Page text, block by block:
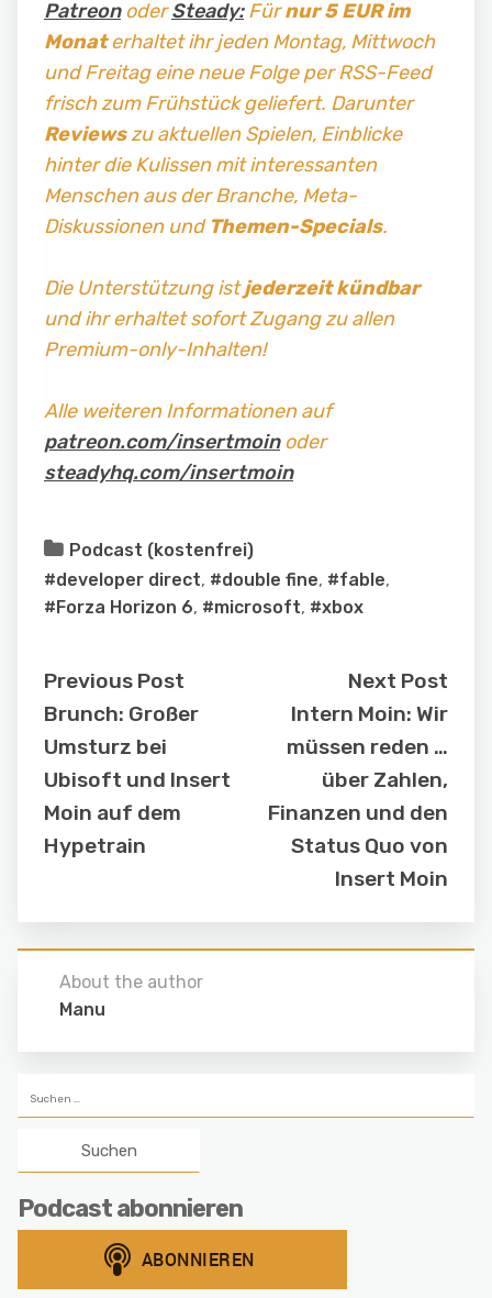
PatreonoderSteady:Fürnur 5 EUR im
Monaterhaltet ihr jeden Montag, Mittwoch
und Freitag eine neue Folge per RSS-Feed
frisch zum Frühstück geliefert. Darunter
Reviewszu aktuellen Spielen, Einblicke
hinter die Kulissen mit interessanten
Menschen aus der Branche, Meta-
Diskussionen und Themen-Specials.
Die Unterstützung istjederzeit kündbar
und ihr erhaltet sofort Zugang zu allen
Premium-only-Inhalten!
Alle weiteren Informationen auf
patreon.com/insertmoinoder
steadyhq.com/insertmoin
Podcast (kostenfrei)
#developer direct, #double fine, #fable,
#Forza Horizon 6, #microsoft, #xbox
Previous Post
Brunch: Großer
Umsturz bei
Ubisoft und Insert
Moin auf dem
Hypetrain
Next Post
Intern Moin: Wir
müssen reden …
über Zahlen,
Finanzen und den
Status Quo von
Insert Moin
About the author
Manu
nach:
Podcast abonnieren